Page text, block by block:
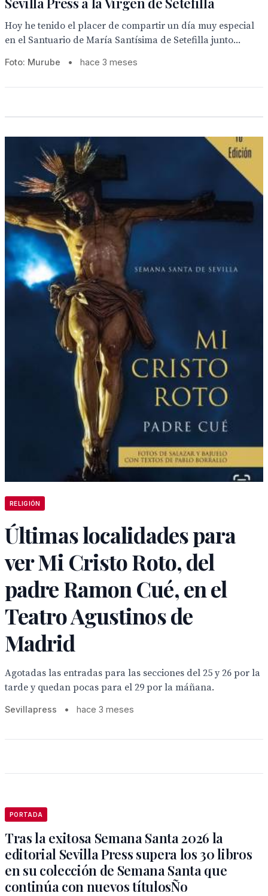
Hoy he tenido el placer de compartir un día muy especial
en el Santuario de María Santísima de Setefilla junto...
Foto: Murube • hace 3 meses
RELIGIÓN
Últimas localidades para
ver Mi Cristo Roto, del
padre Ramon Cué, en el
Teatro Agustinos de
Madrid
Agotadas las entradas para las secciones del 25 y 26 por la
tarde y quedan pocas para el 29 por la máñana.
Sevillapress • hace 3 meses
PORTADA
Tras la exitosa Semana Santa 2026 la
editorial Sevilla Press supera los 30 libros
en su colección de Semana Santa que
continúa con nuevos títulosÑo